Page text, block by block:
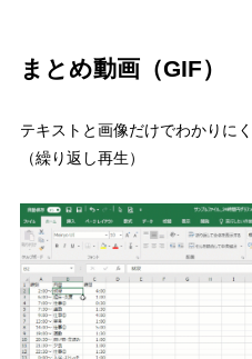
まとめ動画（GIF）
テキストと画像だけでわかりに
（繰り返し再生）